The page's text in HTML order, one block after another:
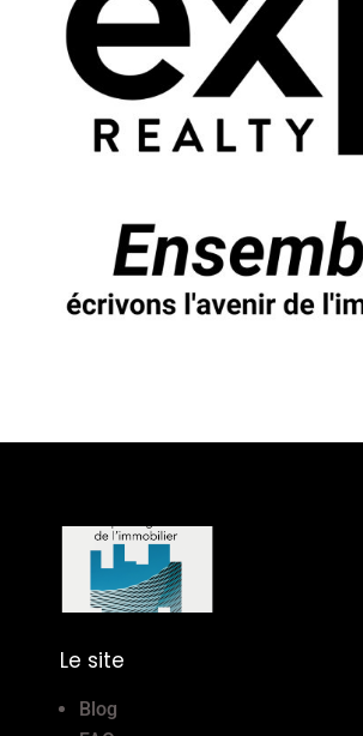
Le site
Blog